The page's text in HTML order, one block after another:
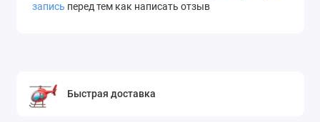
запись перед тем как написать отзыв
Быстрая доставка